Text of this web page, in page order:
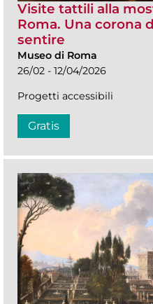
Visite tattili alla
Roma. Una corona
sentire
Museo di Roma
26/02 - 12/04/2026
Progetti accessibili
Gratis